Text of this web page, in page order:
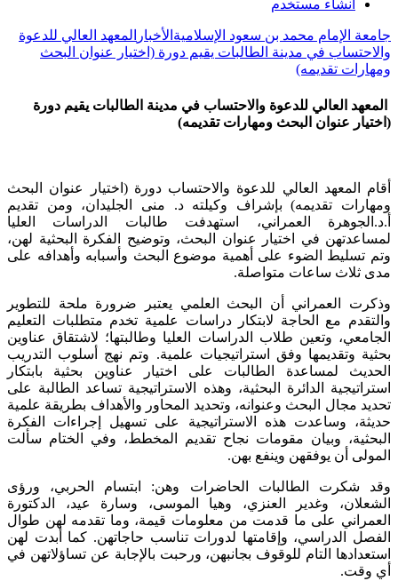
انشاء مستخدم
جامعة الإمام محمد بن سعود الإسلامية الأخبار المعهد العالي للدعوة
والاحتساب في مدينة الطالبات يقيم دورة (اختيار عنوان البحث
ومهارات تقديمه)
المعهد العالي للدعوة والاحتساب في مدينة الطالبات يقيم دورة
(اختيار عنوان البحث ومهارات تقديمه)
أقام المعهد العالي للدعوة والاحتساب دورة (اختيار عنوان البحث
ومهارات تقديمه) بإشراف وكيلته د. منى الجليدان، ومن تقديم
أ.د.الجوهرة العمراني، استهدفت طالبات الدراسات العليا
لمساعدتهن في اختيار عنوان البحث، وتوضيح الفكرة البحثية لهن،
وتم تسليط الضوء على أهمية موضوع البحث وأسبابه وأهدافه على
مدى ثلاث ساعات متواصلة.
وذكرت العمراني أن البحث العلمي يعتبر ضرورة ملحة للتطوير
والتقدم مع الحاجة لابتكار دراسات علمية تخدم متطلبات التعليم
الجامعي، وتعين طلاب الدراسات العليا وطالبتها؛ لاشتقاق عناوين
بحثية وتقديمها وفق استراتيجيات علمية. وتم نهج أسلوب التدريب
الحديث لمساعدة الطالبات على اختيار عناوين بحثية بابتكار
استراتيجية الدائرة البحثية، وهذه الاستراتيجية تساعد الطالبة على
تحديد مجال البحث وعنوانه، وتحديد المحاور والأهداف بطريقة علمية
حديثة، وساعدت هذه الاستراتيجية على تسهيل إجراءات الفكرة
البحثية، وبيان مقومات نجاح تقديم المخطط، وفي الختام سألت
المولى أن يوفقهن وينفع بهن.
وقد شكرت الطالبات الحاضرات وهن: ابتسام الحربي، ورؤى
الشعلان، وغدير العنزي، وهيا الموسى، وسارة عيد، الدكتورة
العمراني على ما قدمت من معلومات قيمة، وما تقدمه لهن طوال
الفصل الدراسي، وإقامتها لدورات تناسب حاجاتهن. كما أبدت لهن
استعدادها التام للوقوف بجانبهن، ورحبت بالإجابة عن تساؤلاتهن في
أي وقت.